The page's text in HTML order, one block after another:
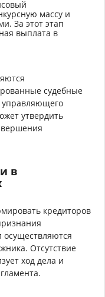
массу и
За этот этап
выплата в
судебные
управляющего
утвердить
в
кредиторов
осуществляются
Отсутствие
ход дела и